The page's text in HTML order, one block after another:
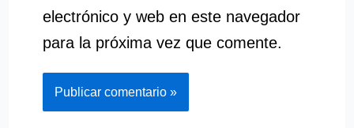
electrónico y web en este navegador
para la próxima vez que comente.